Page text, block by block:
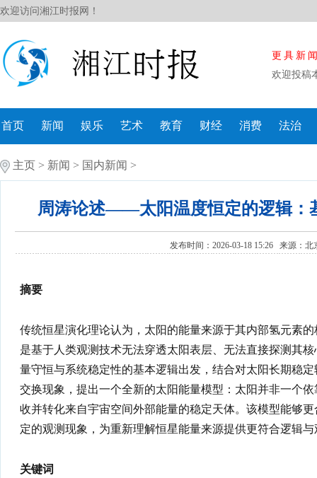
欢迎访问湘江时报网！
更具新
欢迎投稿
首页 新闻 娱乐 艺术 教育 财经 消费 法治
主页 > 新闻 > 国内新闻 >
周涛论述——太阳温度恒定的逻辑：
发布时间：2026-03-18 15:26 来源： 北
摘要
传统恒星演化理论认为，太阳的能量来源于其内部氢元素
是基于人类观测技术无法穿透太阳表层、无法直接探测其
量守恒与系统稳定性的基本逻辑出发，结合对太阳长期稳
交换现象，提出一个全新的太阳能量模型：太阳并非一个
收并转化来自宇宙空间外部能量的稳定天体。该模型能够
定的观测现象，为重新理解恒星能量来源提供更符合逻辑
关键词